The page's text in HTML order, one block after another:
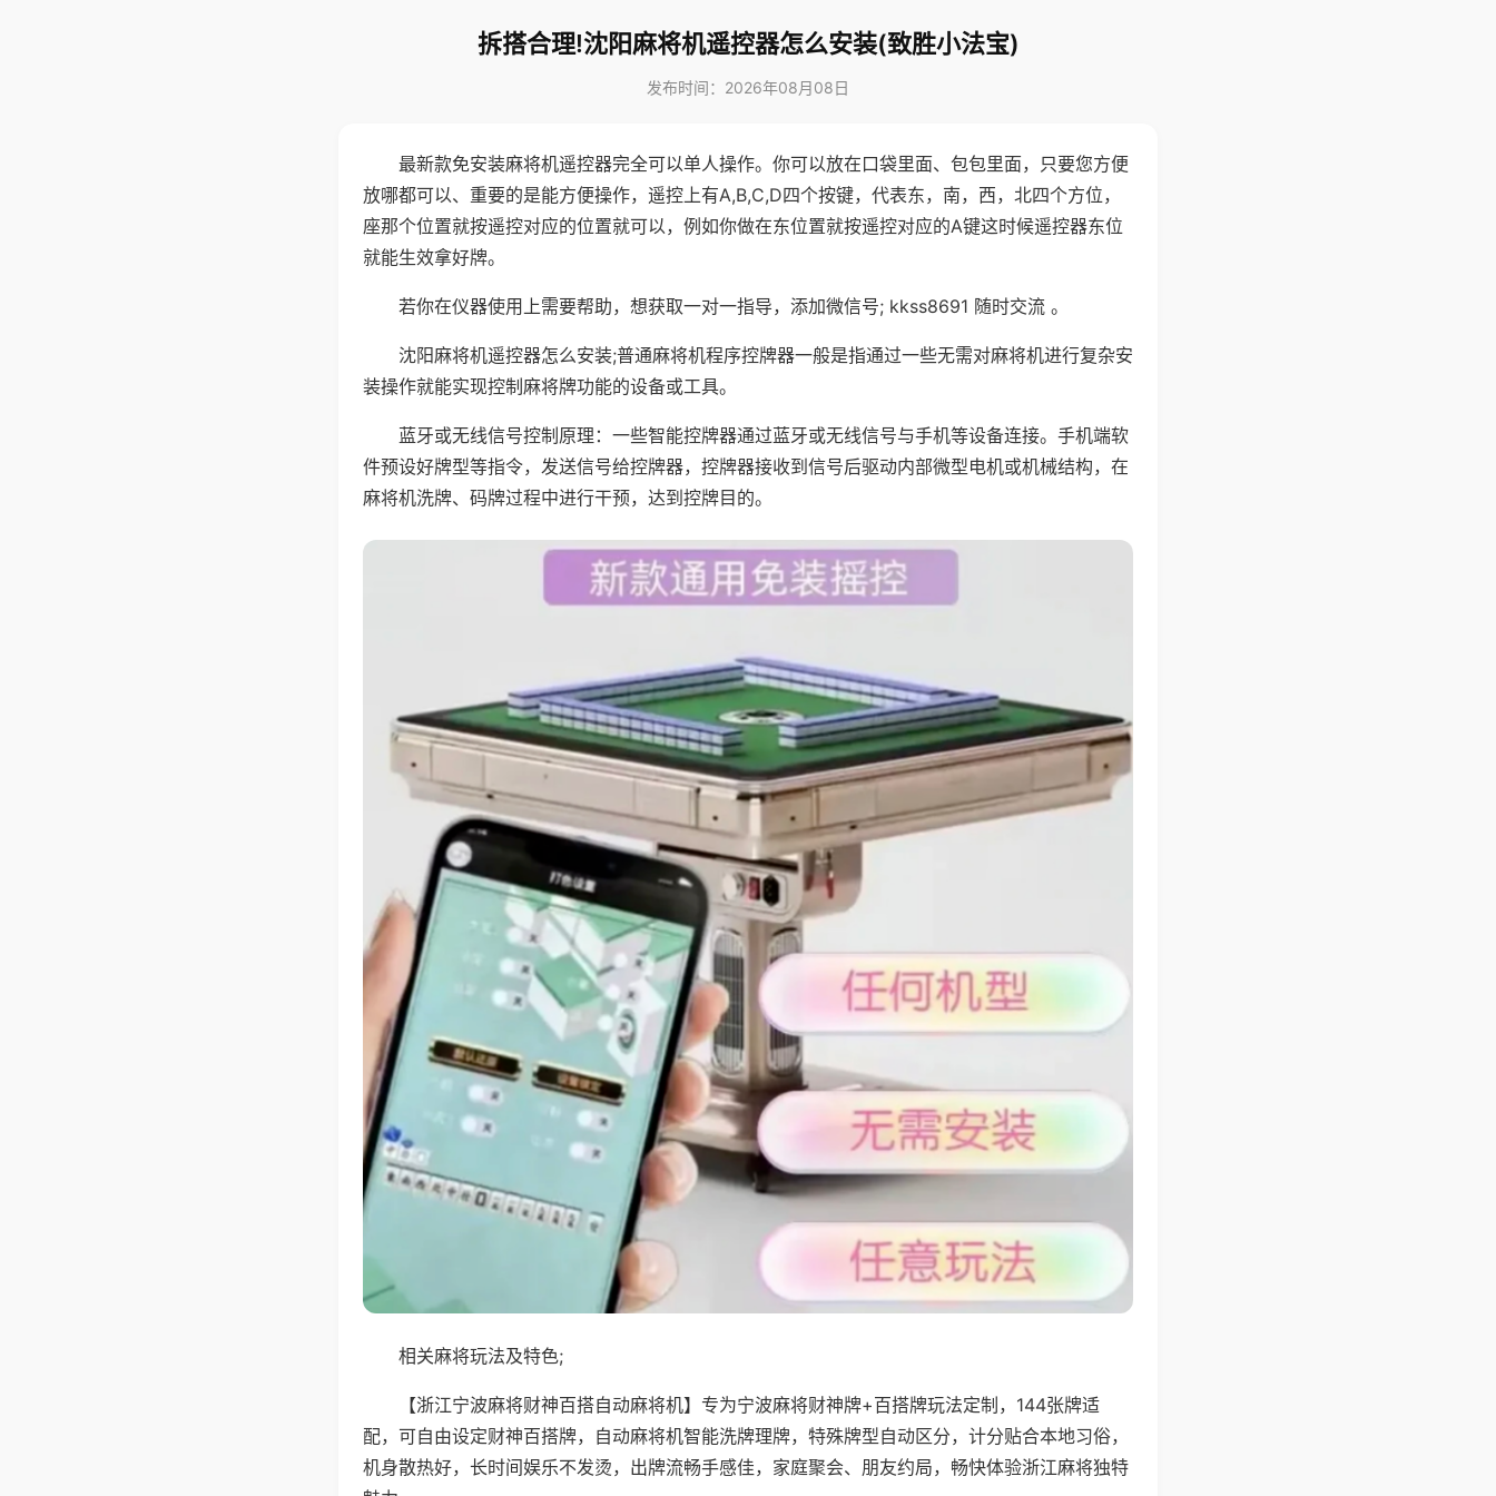
拆搭合理!沈阳麻将机遥控器怎么安装(致胜小法宝)
发布时间：2026年08月08日
最新款免安装麻将机遥控器完全可以单人操作。你可以放在口袋里面、包包里面，只要您方便
放哪都可以、重要的是能方便操作，遥控上有A,B,C,D四个按键，代表东，南，西，北四个方位，
座那个位置就按遥控对应的位置就可以，例如你做在东位置就按遥控对应的A键这时候遥控器东位
就能生效拿好牌。
若你在仪器使用上需要帮助，想获取一对一指导，添加微信号; kkss8691 随时交流 。
沈阳麻将机遥控器怎么安装;普通麻将机程序控牌器一般是指通过一些无需对麻将机进行复杂安
装操作就能实现控制麻将牌功能的设备或工具。
蓝牙或无线信号控制原理：一些智能控牌器通过蓝牙或无线信号与手机等设备连接。手机端软
件预设好牌型等指令，发送信号给控牌器，控牌器接收到信号后驱动内部微型电机或机械结构，在
麻将机洗牌、码牌过程中进行干预，达到控牌目的。
相关麻将玩法及特色;
【浙江宁波麻将财神百搭自动麻将机】专为宁波麻将财神牌+百搭牌玩法定制，144张牌适
配，可自由设定财神百搭牌，自动麻将机智能洗牌理牌，特殊牌型自动区分，计分贴合本地习俗，
机身散热好，长时间娱乐不发烫，出牌流畅手感佳，家庭聚会、朋友约局，畅快体验浙江麻将独特